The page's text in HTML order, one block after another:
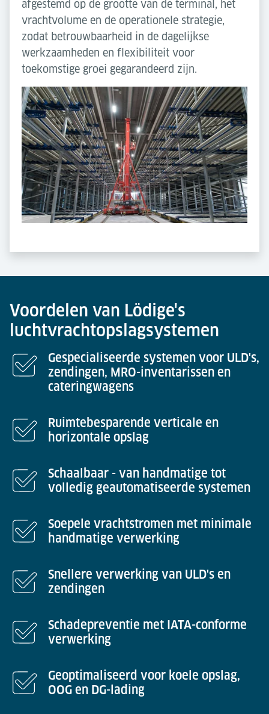
afgestemd op de grootte van de terminal, het
vrachtvolume en de operationele strategie,
zodat betrouwbaarheid in de dagelijkse
werkzaamheden en flexibiliteit voor
toekomstige groei gegarandeerd zijn.
Voordelen van Lödige's
luchtvrachtopslagsystemen
Gespecialiseerde systemen voor ULD's,
zendingen, MRO-inventarissen en
cateringwagens
Ruimtebesparende verticale en
horizontale opslag
Schaalbaar - van handmatige tot
volledig geautomatiseerde systemen
Soepele vrachtstromen met minimale
handmatige verwerking
Snellere verwerking van ULD's en
zendingen
Schadepreventie met IATA-conforme
verwerking
Geoptimaliseerd voor koele opslag,
OOG en DG-lading